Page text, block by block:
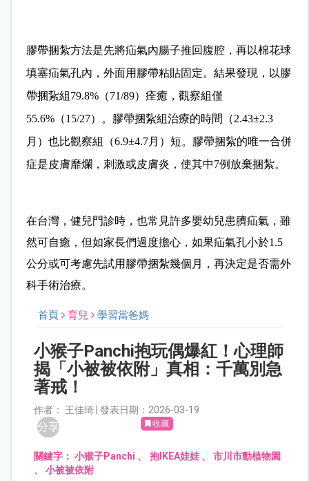
膠帶捆紮方法是先將疝氣內腸子推回腹腔，再以棉花球
填塞疝氣孔內，外面用膠帶粘貼固定。結果發現，以膠
帶捆紥組79.8%（71/89）痊癒，觀察組僅
55.6%（15/27）。膠帶捆紥組治療的時間（2.43±2.3
月）也比觀察組（6.9±4.7月）短。膠帶捆紥的唯一合併
症是皮膚靡爛，刺激或皮膚炎，使其中7例放棄捆紮。
在台灣，健兒門診時，也常見許多嬰幼兒患臍疝氣，雖
然可自癒，但如家長們過度擔心，如果疝氣孔小於1.5
公分或可考慮先試用膠帶捆紮幾個月，再決定是否需外
科手術治療。
首頁 育兒 學習當爸媽
小猴子Panchi抱玩偶爆紅！心理師
揭「小被被依附」真相：千萬別急
著戒！
作者： 王佳琦 | 發表日期：2026-03-19
分享 收藏
關鍵字：小猴子Panchi 、 抱IKEA娃娃、 市川市動植物園
、小被被依附